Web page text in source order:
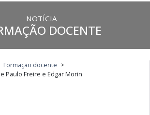
NOTÍCIA
DOCENTE
Formação docente >
Paulo Freire e Edgar Morin